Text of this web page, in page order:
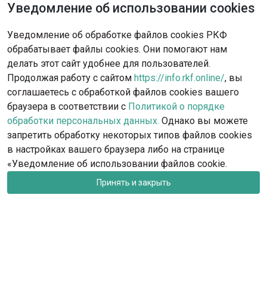
Уведомление об использовании cookies
Уведомление об обработке файлов cookies РКФ
обрабатывает файлы cookies. Они помогают нам
делать этот сайт удобнее для пользователей.
Продолжая работу с сайтом https://info.rkf.online/, вы
соглашаетесь с обработкой файлов cookies вашего
браузера в соответствии с Политикой о порядке
обработки персональных данных. Однако вы можете
запретить обработку некоторых типов файлов cookies
в настройках вашего браузера либо на странице
«Уведомление об использовании файлов cookie.
Принять и закрыть